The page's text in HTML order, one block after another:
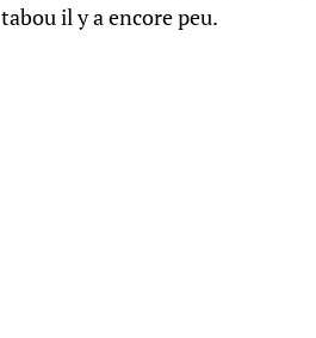
tabou il y a encore peu.